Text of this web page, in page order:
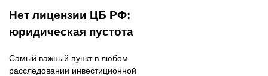
Нет лицензии ЦБ РФ:
юридическая пустота
Самый важный пункт в любом
расследовании инвестиционной